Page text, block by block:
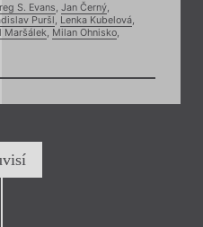
S. Evans, Jan Černý,
Puršl, Lenka Kubelová,
Maršálek, Milan Ohnisko,